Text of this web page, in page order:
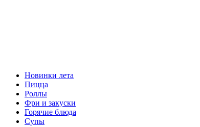
Новинки лета
Пицца
Роллы
Фри и закуски
Горячие блюда
Супы